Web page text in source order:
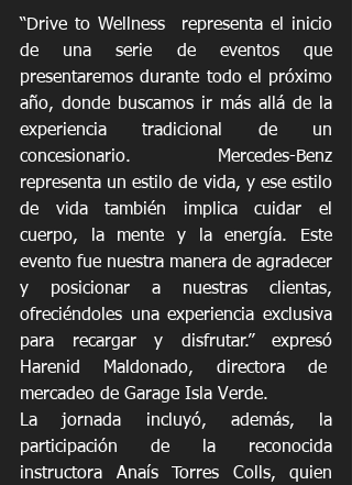
“Drive to Wellness  representa el inicio
de una serie de eventos que
presentaremos durante todo el próximo
año, donde buscamos ir más allá de la
experiencia tradicional de un
concesionario. Mercedes-Benz
representa un estilo de vida, y ese estilo
de vida también implica cuidar el
cuerpo, la mente y la energía. Este
evento fue nuestra manera de agradecer
y posicionar a nuestras clientas,
ofreciéndoles una experiencia exclusiva
para recargar y disfrutar.” expresó
Harenid Maldonado, directora de
mercadeo de Garage Isla Verde.
La jornada incluyó, además, la
participación de la reconocida
instructora Anaís Torres Colls, quien